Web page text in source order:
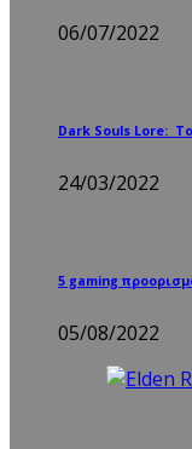
06/07/2022
Dark Souls Lore:
24/03/2022
5 gaming
05/08/2022